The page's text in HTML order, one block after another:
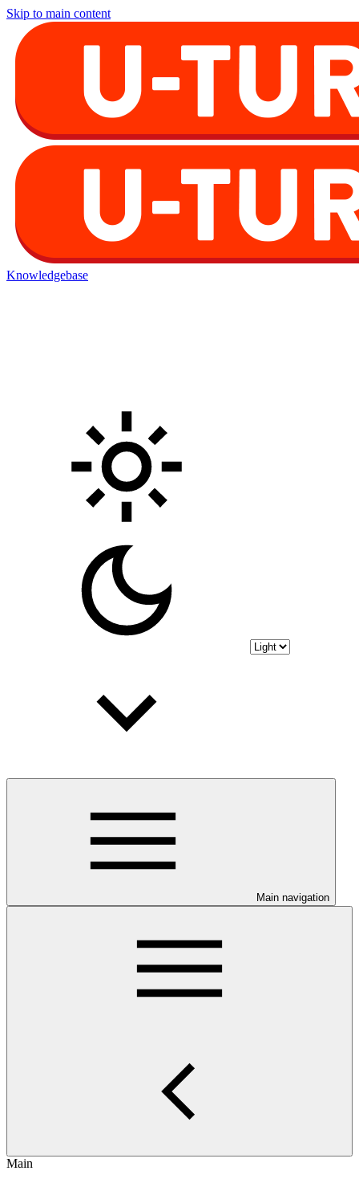
Skip to main content
Knowledgebase
Main navigation
Main